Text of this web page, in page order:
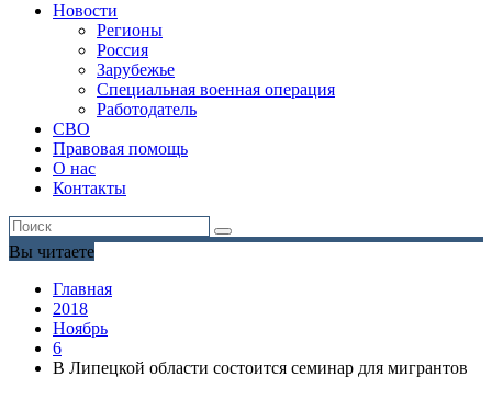
Новости
Регионы
Россия
Зарубежье
Специальная военная операция
Работодатель
СВО
Правовая помощь
О нас
Контакты
Вы читаете
Главная
2018
Ноябрь
6
В Липецкой области состоится семинар для мигрантов